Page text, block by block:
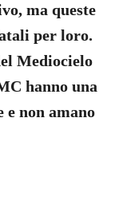
ma queste
per loro.
Mediocielo
hanno una
e non amano